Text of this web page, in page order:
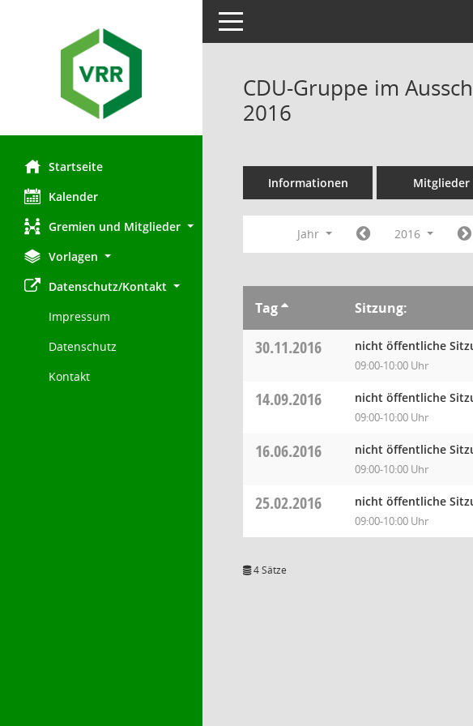
Startseite
Kalender
Gremien und Mitglieder
Vorlagen
Datenschutz/Kontakt
Impressum
Datenschutz
Kontakt
Toggle navigation
CDU-Gruppe im
2016
Informationen Mitglieder
Jahr 2016
Tag Sitzung:
30.11.2016 nicht öffentliche
09:00-10:00 Uhr
14.09.2016 nicht öffentliche
09:00-10:00 Uhr
16.06.2016 nicht öffentliche
09:00-10:00 Uhr
25.02.2016 nicht öffentliche
09:00-10:00 Uhr
4 Sätze